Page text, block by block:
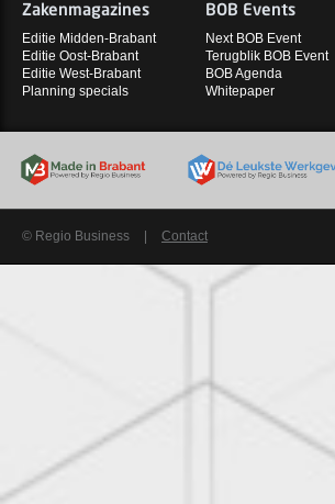
Zakenmagazines
Editie Midden-Brabant
Editie Oost-Brabant
Editie West-Brabant
Planning specials
BOB Events
Next BOB Event
Terugblik BOB Event
BOB Agenda
Whitepaper
© Regio Business Contact